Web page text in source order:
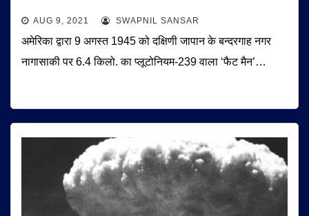
AUG 9, 2021 SWAPNIL SANSAR
अमेरिका द्वारा 9 अगस्त 1945 को दक्षिणी जापान के बन्दरगाह नगर
नागासाकी पर 6.4 किलो. का प्लूटोनियम-239 वाला ‘फैट मैन’…